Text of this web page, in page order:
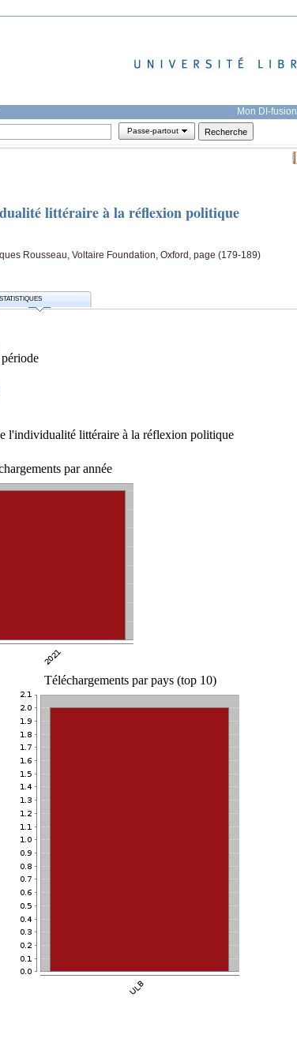
Mon DI-fusion
Passe-partout
littéraire à la réflexion politique
Rousseau, Voltaire Foundation, Oxford, page (179-189)
STATISTIQUES